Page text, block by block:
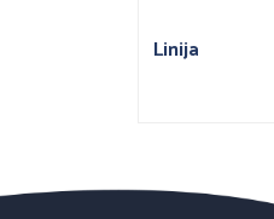
Linija